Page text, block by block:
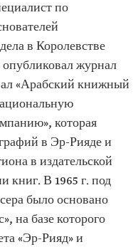
рождения
Ямама» Основание
магазина в городе Эр-Рияд
по
в Королевстве
опубликовал журнал
«Арабский книжный
которая
в Эр-Рияде и
в издательской
книг. В 1965 г. под
было основано
на базе которого
«Эр-Рияд» и